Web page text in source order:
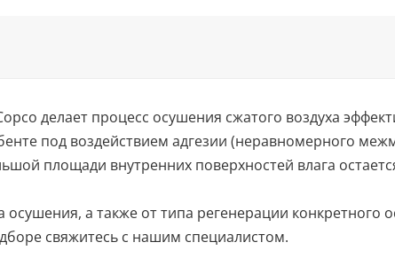
делает процесс осушения сжатого воздуха
под воздействием адгезии (неравномерного
площади внутренних поверхностей влага
а также от типа регенерации конкретного
свяжитесь с нашим специалистом.